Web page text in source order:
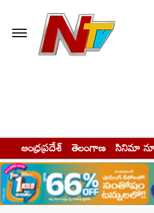
ఆంధ్రప్రదేశ్ తెలంగాణ సినిమా